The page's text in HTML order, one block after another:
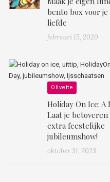
bento box voor
liefde
februari 15, 2020
Olivette
Holiday On Ice: A
Laat je betoveren
extra feestelijke
jubileumshow!
oktober 31, 2023